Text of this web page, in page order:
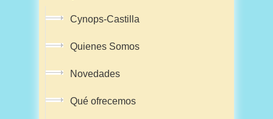
Cynops-Castilla
Quienes Somos
Novedades
Qué ofrecemos